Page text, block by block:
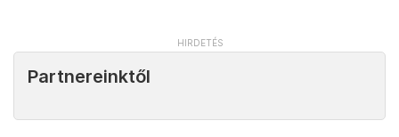
Partnereinktől